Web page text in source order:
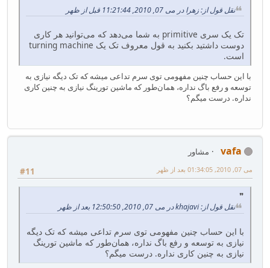
نقل قول از: زهرا در می 07, 2010, 11:21:44 قبل از ظهر
تک یک سری primitive به شما می‌دهد که می‌توانید هر کاری
دوست داشتید بکنید به قول معروف تک یک turning machine
است.
با این حساب چنین مفهومی توی سرم تداعی میشه که تک دیگه نیازی به
توسعه و رفع باگ نداره، همان‌طور که ماشین تورینگ نیازی به چنین کاری
نداره. درست میگم؟
vafa
مشاور
#11
می 07, 2010, 01:34:05 بعد از ظهر
نقل قول از: khajavi در می 07, 2010, 12:50:50 بعد از ظهر
با این حساب چنین مفهومی توی سرم تداعی میشه که تک دیگه
نیازی به توسعه و رفع باگ نداره، همان‌طور که ماشین تورینگ
نیازی به چنین کاری نداره. درست میگم؟